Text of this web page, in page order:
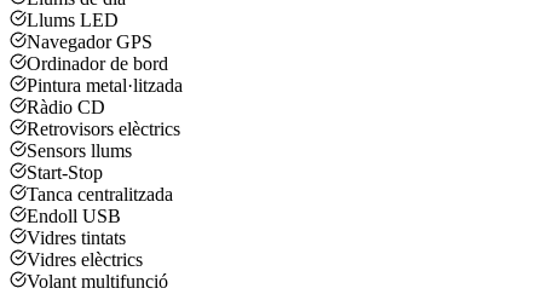
Llums LED
Navegador GPS
Ordinador de bord
Pintura metal·litzada
Ràdio CD
Retrovisors elèctrics
Sensors llums
Start-Stop
Tanca centralitzada
Endoll USB
Vidres tintats
Vidres elèctrics
Volant multifunció